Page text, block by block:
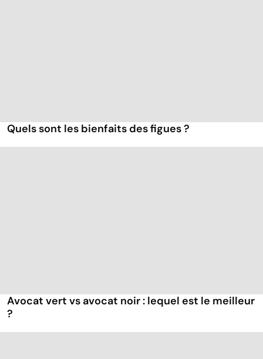
Quels sont les bienfaits des figues ?
Avocat vert vs avocat noir : lequel est le meilleur
?